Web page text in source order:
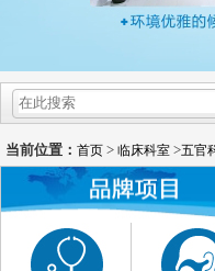
当前位置： 首页 > 临床科室 >五官